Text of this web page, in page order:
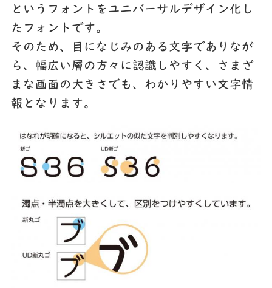
というフォントをユニバーサルデザイン化し
たフォントです。
そのため、目になじみのある文字でありなが
ら、幅広い層の方々に認識しやすく、さまざ
まな画面の大きさでも、わかりやすい文字情
報となります。